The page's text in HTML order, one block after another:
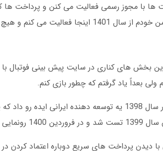
2025 این سایت ها با مجوز رسمی فعالیت می کنن و
می کنم و هیچ وقت مشکلی نداشتم.
بخش های کناری در سایت پیش بینی فوتبال
بعداً یاد گرفتم که چطور بازی کنم.
این بازی چطور شکل گرفت در سال 1398 یه توسعه
شد.